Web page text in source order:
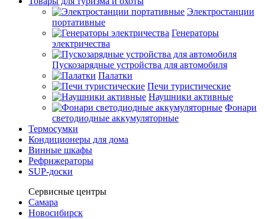
Электростанции
портативные
Генераторы
электричества
Пускозарядные устройства для автомобиля
Палатки
Печи туристические
Наушники активные
Фонари
светодиодные аккумуляторные
Термосумки
Кондиционеры для дома
Винные шкафы
Рефрижераторы
SUP-доски
Сервисные центры
Самара
Новосибирск